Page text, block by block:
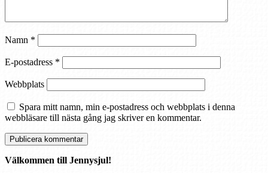
Namn *
E-postadress *
Webbplats
Spara mitt namn, min e-postadress och webbplats i denna
webbläsare till nästa gång jag skriver en kommentar.
Välkommen till Jennysjul!